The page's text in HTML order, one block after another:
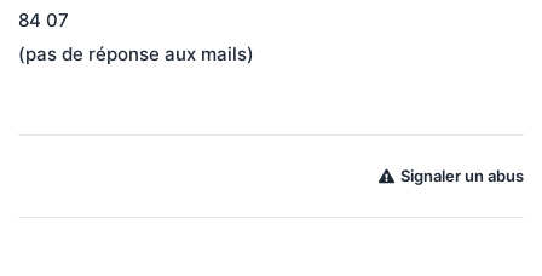
84 07
(pas de réponse aux mails)
Signaler un abus